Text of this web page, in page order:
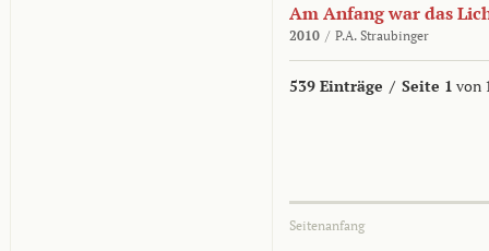
Am Anfang war das
2010 / P.A. Straubinger
539 Einträge / Seite 1 von
Seitenanfang